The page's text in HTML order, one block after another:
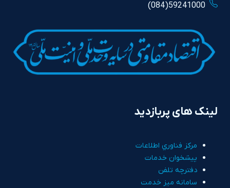
59241000(084)
لینک های پربازدید
مرکز فناوري اطلاعات
پيشخوان خدمات
دفترچه تلفن
سامانه ميز خدمت